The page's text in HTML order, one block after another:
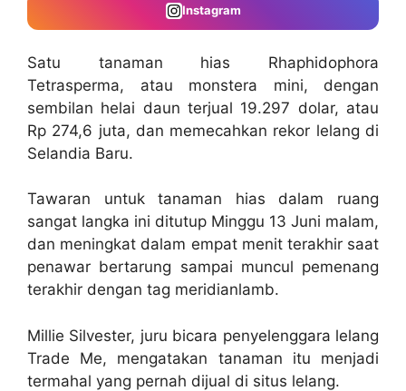
Instagram
Satu tanaman hias Rhaphidophora
Tetrasperma, atau monstera mini, dengan
sembilan helai daun terjual 19.297 dolar, atau
Rp 274,6 juta, dan memecahkan rekor lelang di
Selandia Baru.
Tawaran untuk tanaman hias dalam ruang
sangat langka ini ditutup Minggu 13 Juni malam,
dan meningkat dalam empat menit terakhir saat
penawar bertarung sampai muncul pemenang
terakhir dengan tag meridianlamb.
Millie Silvester, juru bicara penyelenggara lelang
Trade Me, mengatakan tanaman itu menjadi
termahal yang pernah dijual di situs lelang.